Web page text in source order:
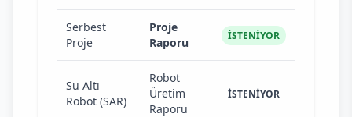
Serbest
Proje
Proje
Raporu
İSTENİYOR
Su Altı
Robot (SAR)
Robot
Üretim
Raporu
İSTENİYOR